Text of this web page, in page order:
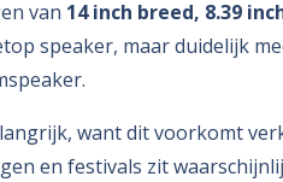
van 14 inch breed, 8.39
speaker, maar duidelijk
want dit voorkomt
en festivals zit